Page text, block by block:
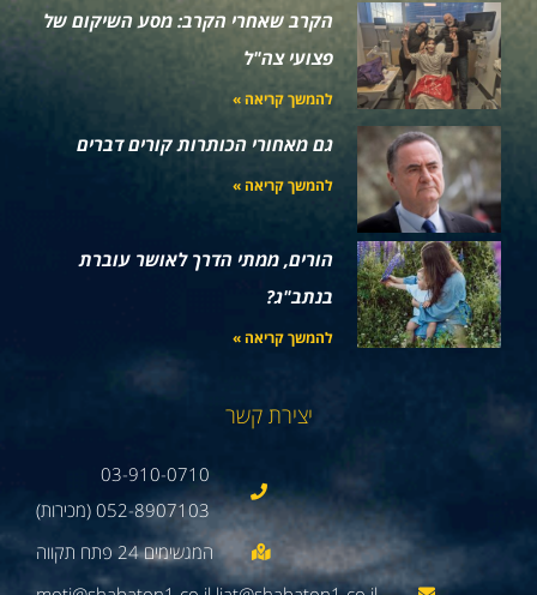
הקרב שאחרי הקרב: מסע השיקום של
פצועי צה"ל
להמשך קריאה »
גם מאחורי הכותרות קורים דברים
להמשך קריאה »
הורים, ממתי הדרך לאושר עוברת
בנתב"ג?
להמשך קריאה »
יצירת קשר
03-910-0710
052-8907103 (מכירות)